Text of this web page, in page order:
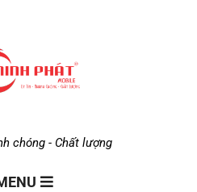
chóng - Chất lượng